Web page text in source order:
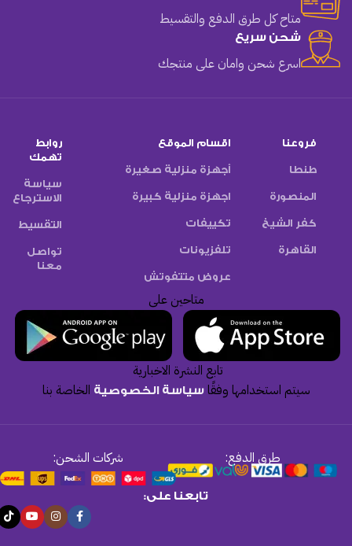
متاح كل طرق الدفع والتقسيط
شحن سريع
اسرع شحن وامان على منتجك
فروعنا
طنطا
المنصورة
كفر الشيخ
القاهرة
اقسام الموقع
أجهزة منزلية صغيرة
اجهزة منزلية كبيرة
تكييفات
تلفزيونات
عروض متتفوتش
روابط
تهمك
سياسة
الاسترجاع
التقسيط
تواصل
معنا
متاحين على
تابع النشرة الاخبارية
سيتم استخدامها وفقًاسياسة الخصوصية الخاصة بنا
طرق الدفع: شركات الشحن:
تابعنا على: